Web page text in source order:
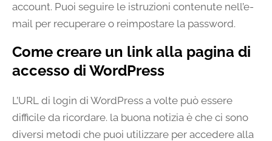
account. Puoi seguire le istruzioni contenute nell’e-
mail per recuperare o reimpostare la password.
Come creare un link alla pagina di
accesso di WordPress
L’URL di login di WordPress a volte può essere
difficile da ricordare. la buona notizia è che ci sono
diversi metodi che puoi utilizzare per accedere alla